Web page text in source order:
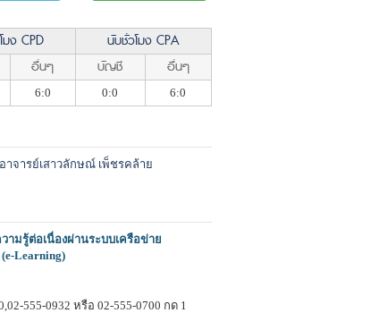
มง CPD
นับชั่วโมง CPA
อื่นๆ บัญชี อื่นๆ
6:0 0:0 6:0
อาจารย์เสาวลักษณ์ เพ็ชรคล้าย
มรู้ต่อเนื่องผ่านระบบเครือข่าย
Learning)
555-0932 หรือ 02-555-0700 กด 1